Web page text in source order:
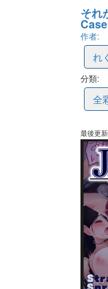
それ
作者:
れ
分類:
全
最後更